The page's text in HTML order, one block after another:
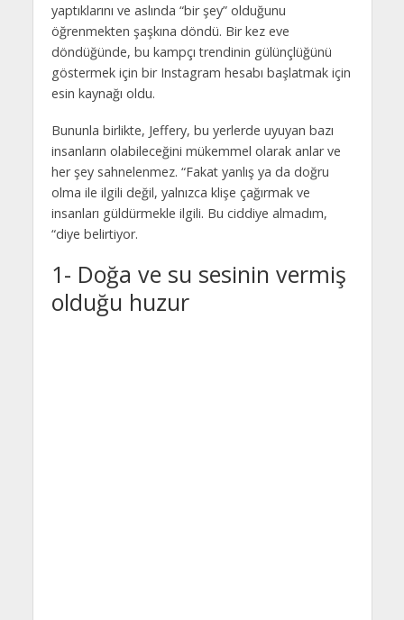
yaptıklarını ve aslında “bir şey” olduğunu
öğrenmekten şaşkına döndü. Bir kez eve
döndüğünde, bu kampçı trendinin gülünçlüğünü
göstermek için bir Instagram hesabı başlatmak için
esin kaynağı oldu.
Bununla birlikte, Jeffery, bu yerlerde uyuyan bazı
insanların olabileceğini mükemmel olarak anlar ve
her şey sahnelenmez. “Fakat yanlış ya da doğru
olma ile ilgili değil, yalnızca klişe çağırmak ve
insanları güldürmekle ilgili. Bu ciddiye almadım,
“diye belirtiyor.
1- Doğa ve su sesinin vermiş
olduğu huzur